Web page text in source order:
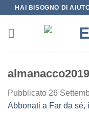
Salta
contenuti
HAI BISOGNO DI
almanacco2019
Pubblicato 26
Abbonati a Far da sé,